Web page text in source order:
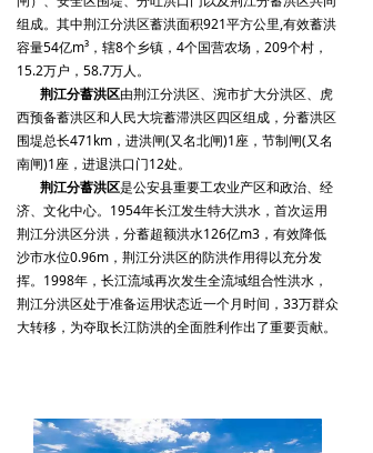
组成。其中荆江分洪区蓄洪面积921平方公里,有效蓄洪
容量54亿m³，辖8个乡镇，4个国营农场，209个村，
15.2万户，58.7万人。
荆江分蓄洪区由荆江分洪区、涴市扩大分洪区、虎
西预备蓄洪区和人民大垸蓄滞洪区四区组成，分蓄洪区
围堤总长471km，进洪闸(又名北闸)1座，节制闸(又名
南闸)1座，进退洪口门12处。
荆江分蓄洪区是公安县重要工农业产区和政治、经
济、文化中心。1954年长江发生特大洪水，首次运用
荆江分洪区分洪，分蓄超额洪水126亿m3，有效降低
沙市水位0.96m，荆江分洪区的防洪作用得以充分发
挥。1998年，长江流域再次发生全流域组合性洪水，
荆江分洪区处于准备运用状态近一个月时间，33万群众
大转移，为夺取长江防洪的全面胜利作出了重要贡献。